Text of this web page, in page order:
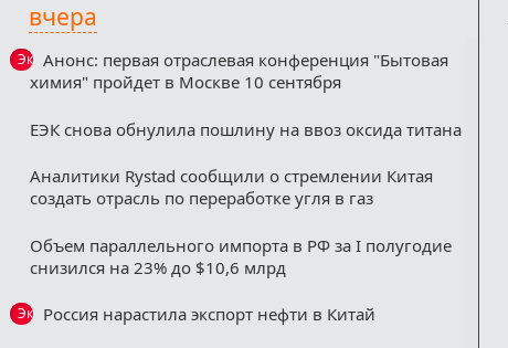
вчера
Эксклюзив
Анонс: первая отраслевая конференция "Бытовая
химия" пройдет в Москве 10 сентября
ЕЭК снова обнулила пошлину на ввоз оксида титана
Аналитики Rystad сообщили о стремлении Китая
создать отрасль по переработке угля в газ
Объем параллельного импорта в РФ за I полугодие
снизился на 23% до $10,6 млрд
Эксклюзив
Россия нарастила экспорт нефти в Китай